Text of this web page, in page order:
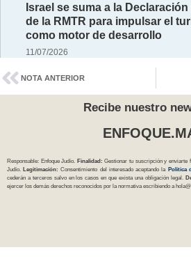
Israel se suma a la
de la RMTR para impulsar el
como motor de desarrollo
11/07/2026
NOTA ANTERIOR
Recibe nuestro
Responsable: Enfoque Judío. Finalidad: Gestionar tu suscripción y enviarte
Judío.
Legitimación: Consentimiento del interesado aceptando la Política
cederán a terceros salvo en los casos en que exista una obligación legal.
ejercer los demás derechos reconocidos por la normativa escribiendo a